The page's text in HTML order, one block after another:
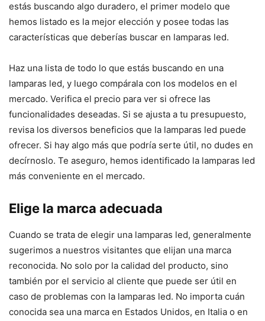
estás buscando algo duradero, el primer modelo que
hemos listado es la mejor elección y posee todas las
características que deberías buscar en lamparas led.
Haz una lista de todo lo que estás buscando en una
lamparas led, y luego compárala con los modelos en el
mercado. Verifica el precio para ver si ofrece las
funcionalidades deseadas. Si se ajusta a tu presupuesto,
revisa los diversos beneficios que la lamparas led puede
ofrecer. Si hay algo más que podría serte útil, no dudes en
decírnoslo. Te aseguro, hemos identificado la lamparas led
más conveniente en el mercado.
Elige la marca adecuada
Cuando se trata de elegir una lamparas led, generalmente
sugerimos a nuestros visitantes que elijan una marca
reconocida. No solo por la calidad del producto, sino
también por el servicio al cliente que puede ser útil en
caso de problemas con la lamparas led. No importa cuán
conocida sea una marca en Estados Unidos, en Italia o en